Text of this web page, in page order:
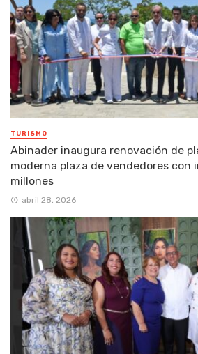
TURISMO
Abinader inaugura renovación de
moderna plaza de vendedores con
millones
abril 28, 2026